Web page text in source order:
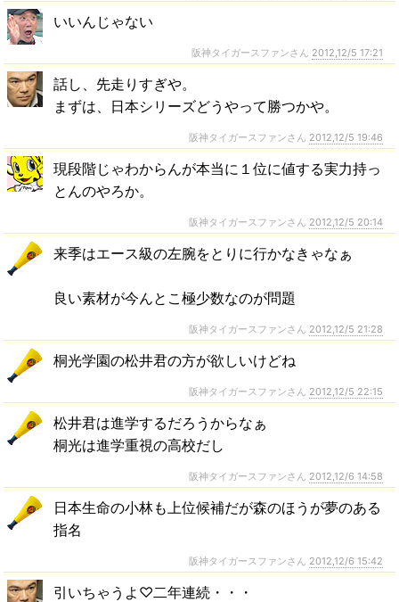
いいんじゃない
阪神タイガースファンさん 2012,12/5 17:21
話し、先走りすぎや。
まずは、日本シリーズどうやって勝つかや。
阪神タイガースファンさん 2012,12/5 19:46
現段階じゃわからんが本当に１位に値する実力持っ
とんのやろか。
阪神タイガースファンさん 2012,12/5 20:14
来季はエース級の左腕をとりに行かなきゃなぁ
良い素材が今んとこ極少数なのが問題
阪神タイガースファンさん 2012,12/5 21:28
桐光学園の松井君の方が欲しいけどね
阪神タイガースファンさん 2012,12/5 22:15
松井君は進学するだろうからなぁ
桐光は進学重視の高校だし
阪神タイガースファンさん 2012,12/6 14:58
日本生命の小林も上位候補だが森のほうが夢のある
指名
阪神タイガースファンさん 2012,12/6 15:42
引いちゃうよ♡二年連続・・・